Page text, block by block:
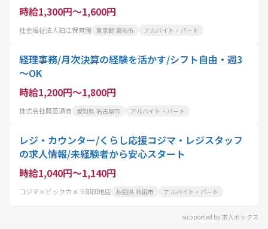
時給1,300円～1,600円
社会福祉法人狛江保育園 東京都 調布市 アルバイト・パート
経理事務/月次決算の経験を活かす/シフト自由・週3
～OK
時給1,200円～1,800円
株式会社興亜通商 愛知県 名古屋市 アルバイト・パート
レジ・カウンター/くらし応援コジマ・レジスタッフ
の求人情報/未経験者から安心スタート
時給1,040円～1,140円
コジマ×ビックカメラ卸団地店 秋田県 秋田市 アルバイト・パート
supported by 求人ボックス